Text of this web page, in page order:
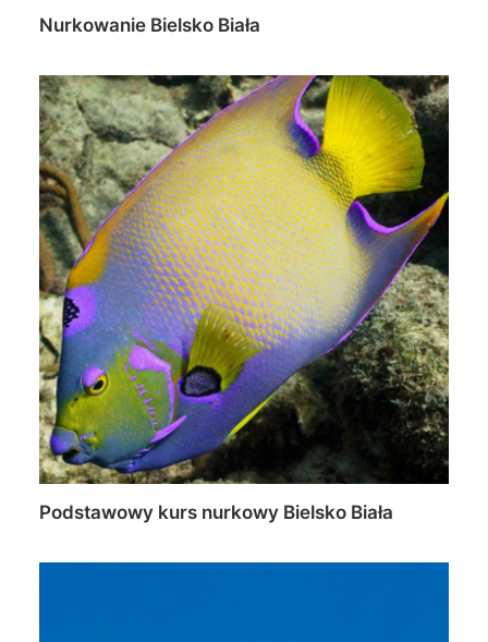
Nurkowanie Bielsko Biała
Podstawowy kurs nurkowy Bielsko Biała